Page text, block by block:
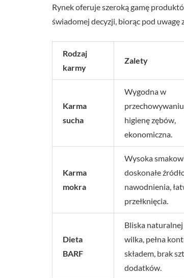
Rynek oferuje szeroką gamę
świadomej decyzji, biorąc pod uwagę
Rodzaj
karmy
Zalety
Karma
sucha
Wygodna w
higienę zębów,
ekonomiczna.
Karma
mokra
Wysoka
doskonałe
nawodnienia,
przełknięcia.
Dieta
BARF
Bliska
wilka, pełna
składem, brak
dodatków.